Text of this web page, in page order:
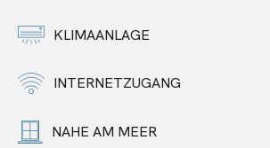
KLIMAANLAGE
INTERNETZUGANG
NAHE AM MEER